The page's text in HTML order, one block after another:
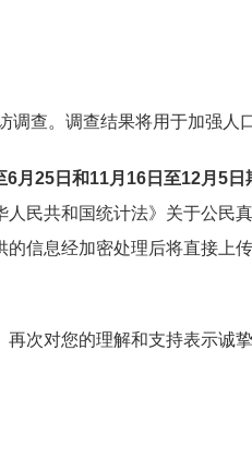
查。调查结果将用于加强人
6月25日和11月16日至12月5
民共和国统计法》关于公民
信息经加密处理后将直接上
次对您的理解和支持表示诚挚